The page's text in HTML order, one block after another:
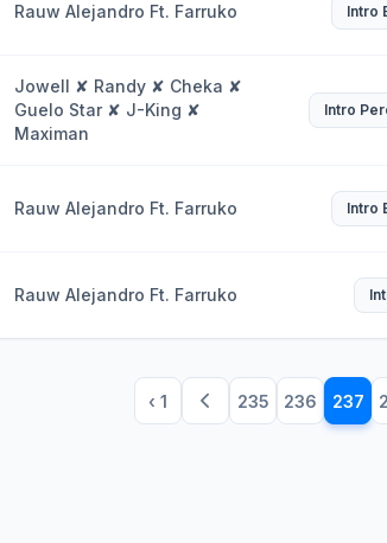
Rauw Alejandro Ft. Farruko Intro
Jowell ✘ Randy ✘ Cheka ✘
Guelo Star ✘ J-King ✘
Maximan
Intro
Rauw Alejandro Ft. Farruko Intro
Rauw Alejandro Ft. Farruko
‹ 1 235 236 237